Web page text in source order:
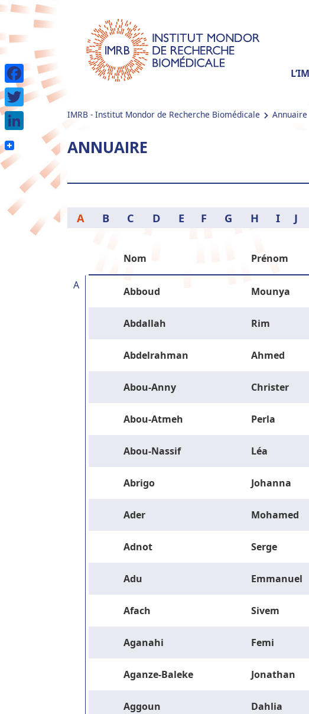
IMRB - Institut Mondor de Recherche Biomédicale Annuaire
ANNUAIRE
A B C D E F G H I J
Nom Prénom
A Abboud Mounya
Abdallah Rim
Abdelrahman Ahmed
Abou-Anny Christer
Abou-Atmeh Perla
Abou-Nassif Léa
Abrigo Johanna
Ader Mohamed
Adnot Serge
Adu Emmanuel
Afach Sivem
Aganahi Femi
Aganze-Baleke Jonathan
Aggoun Dahlia
Facebook
Twitter
LinkedIn